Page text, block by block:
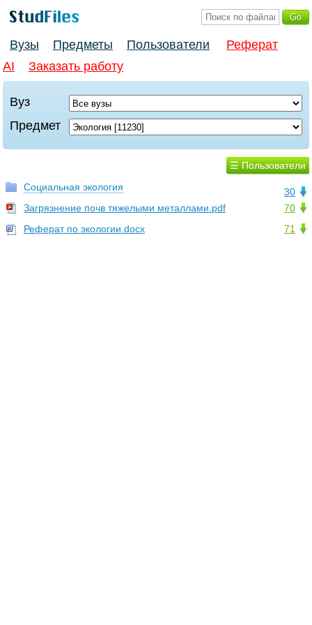
Вузы Предметы Пользователи
Реферат
AI
Заказать работу
Вуз
Предмет
☰ Пользователи
30
Социальная экология
70
Загрязнение почв тяжелыми металлами.pdf
71
Реферат по экологии.docx